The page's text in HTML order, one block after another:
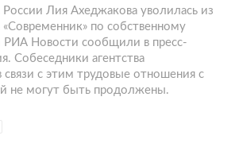
России Лия Ахеджакова уволилась из
«Современник» по собственному
Новости сообщили в пресс-
Собеседники агентства
связи с этим трудовые отношения с
не могут быть продолжены.